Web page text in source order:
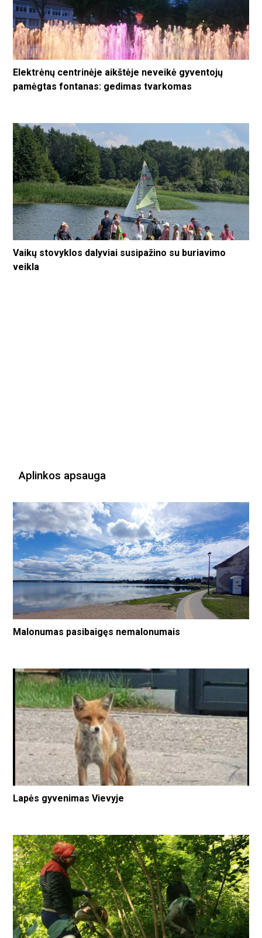
Elektrėnų centrinėje aikštėje neveikė gyventojų
pamėgtas fontanas: gedimas tvarkomas
Vaikų stovyklos dalyviai susipažino su buriavimo
veikla
Aplinkos apsauga
Malonumas pasibaigęs nemalonumais
Lapės gyvenimas Vievyje